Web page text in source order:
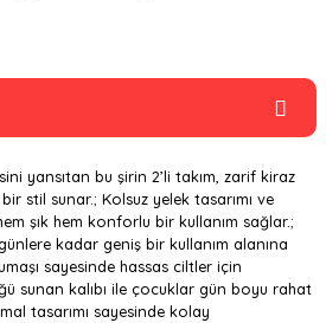
yansıtan bu şirin 2’li takım, zarif kiraz
stil sunar.; Kolsuz yelek tasarımı ve
şık hem konforlu bir kullanım sağlar.;
kadar geniş bir kullanım alanına
sayesinde hassas ciltler için
sunan kalıbı ile çocuklar gün boyu rahat
tasarımı sayesinde kolay